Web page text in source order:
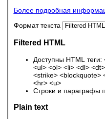
Более подробная
Формат текста
Filtered HTML
Доступны HTML
<ul> <ol> <li> <dl>
<strike> <blockquote>
<hr> <u>
Строки и параграфы
Plain text